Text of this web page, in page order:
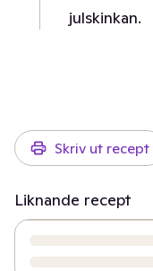
julskinkan.
Skriv ut recept
Liknande recept